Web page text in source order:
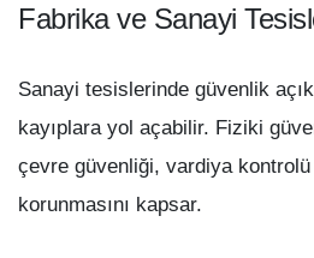
Fabrika ve Sanayi
Sanayi tesislerinde güvenlik
kayıplara yol açabilir. Fiziki
çevre güvenliği, vardiya
korunmasını kapsar.